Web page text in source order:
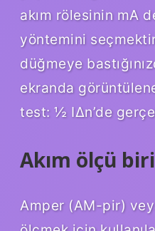
akım rölesinin mA
yöntemini
düğmeye
ekranda
test: ½ I∆n’de
Akım ölçü
Amper (AM-pir)